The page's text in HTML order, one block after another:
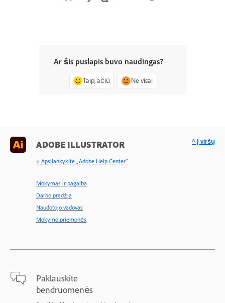
Ar šis puslapis buvo naudingas?
Taip, ačiū Ne visai
ADOBE ILLUSTRATOR
< Apsilankykite „Adobe Help Center“
Mokymas ir pagalba
Darbo pradžia
Naudotojo vadovas
Mokymo priemonės
Paklauskite
bendruomenės
^ Į viršų